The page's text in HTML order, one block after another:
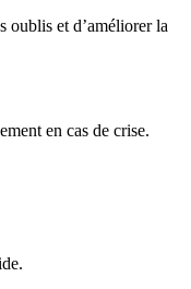
oublis et d’améliorer la
en cas de crise.